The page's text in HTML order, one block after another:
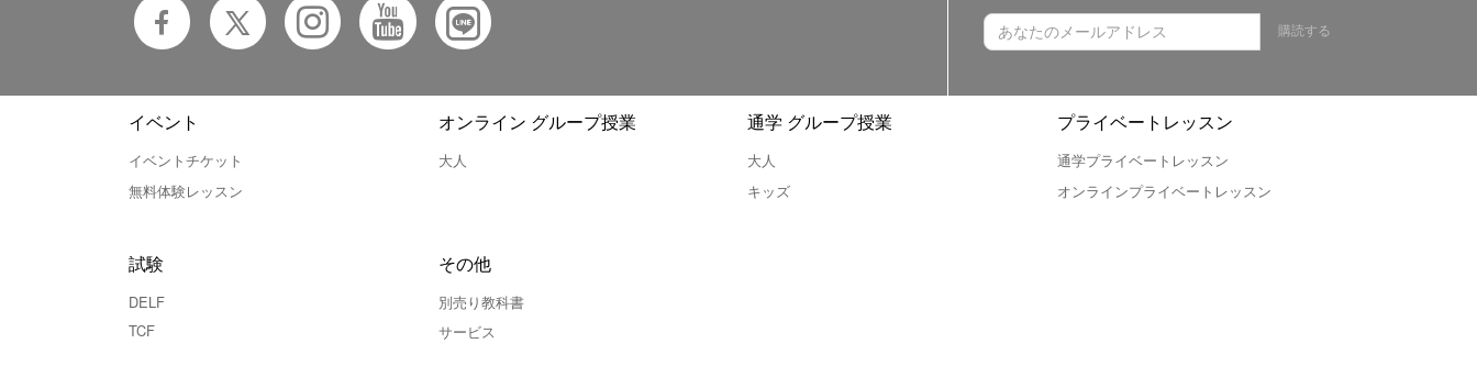
購読する
イベント
イベントチケット
無料体験レッスン
オンライン グループ授業
大人
通学 グループ授業
大人
キッズ
プライベートレッスン
通学プライベートレッスン
オンラインプライベートレッスン
試験
DELF
TCF
その他
別売り教科書
サービス